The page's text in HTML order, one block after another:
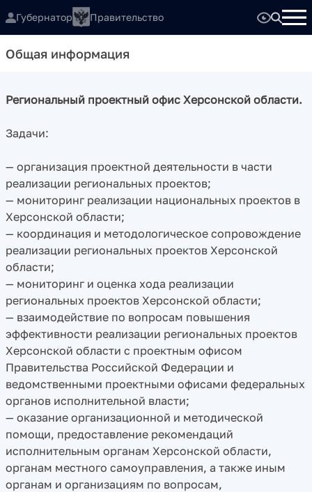
Губернатор Правительство
Общая информация
Региональный проектный офис Херсонской области.
Задачи:
— организация проектной деятельности в части
реализации региональных проектов;
— мониторинг реализации национальных проектов в
Херсонской области;
— координация и методологическое сопровождение
реализации региональных проектов Херсонской
области;
— мониторинг и оценка хода реализации
региональных проектов Херсонской области;
— взаимодействие по вопросам повышения
эффективности реализации региональных проектов
Херсонской области с проектным офисом
Правительства Российской Федерации и
ведомственными проектными офисами федеральных
органов исполнительной власти;
— оказание организационной и методической
помощи, предоставление рекомендаций
исполнительным органам Херсонской области,
органам местного самоуправления, а также иным
органам и организациям по вопросам,